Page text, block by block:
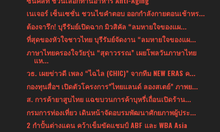
เนเจอร์ เซ็นเซชั่น ชวนไขคำตอบ ออกกำลังกายตอนเช้าหร...
ต้องจารึก! บุรีรัมย์เปิดฉาก มิวสิคัล “ลมหายใจของแผ...
ที่สุดของหัวใจชาวไทย บุรีรัมย์จัดงาน “ลมหายใจของแผ...
ภาษาไทยครองใจวัยรุ่น “สุดาวรรณ” เผยโพลวันภาษาไทย
แห...
วธ. เผยข่าวดี เพลง “ไฉไล (CHIC)” จากทีม NEW ERAS ค...
กองทุนสื่อฯ เปิดตัวโครงการ”ไทยแลนด์ ลองสเตย์” ภาพย...
ส. การค้ายาสูบไทย แฉขบวนการค้าบุหรี่เถื่อนเปิดร้าน...
กรมการท่องเที่ยว เดินหน้าจัดอบรมพัฒนาศักยภาพผู้ประ...
2 กำปั้นต่างแดน คว้าเข็มขัดแชมป์ ABF และ WBA Asia